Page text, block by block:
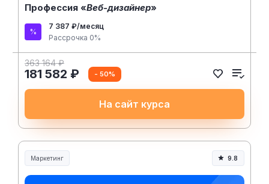
Профессия «Веб-дизайнер»
7 387 ₽/месяц
Рассрочка 0%
363 164 ₽
181 582 ₽ - 50%
На сайт курса
Маркетинг 9.8